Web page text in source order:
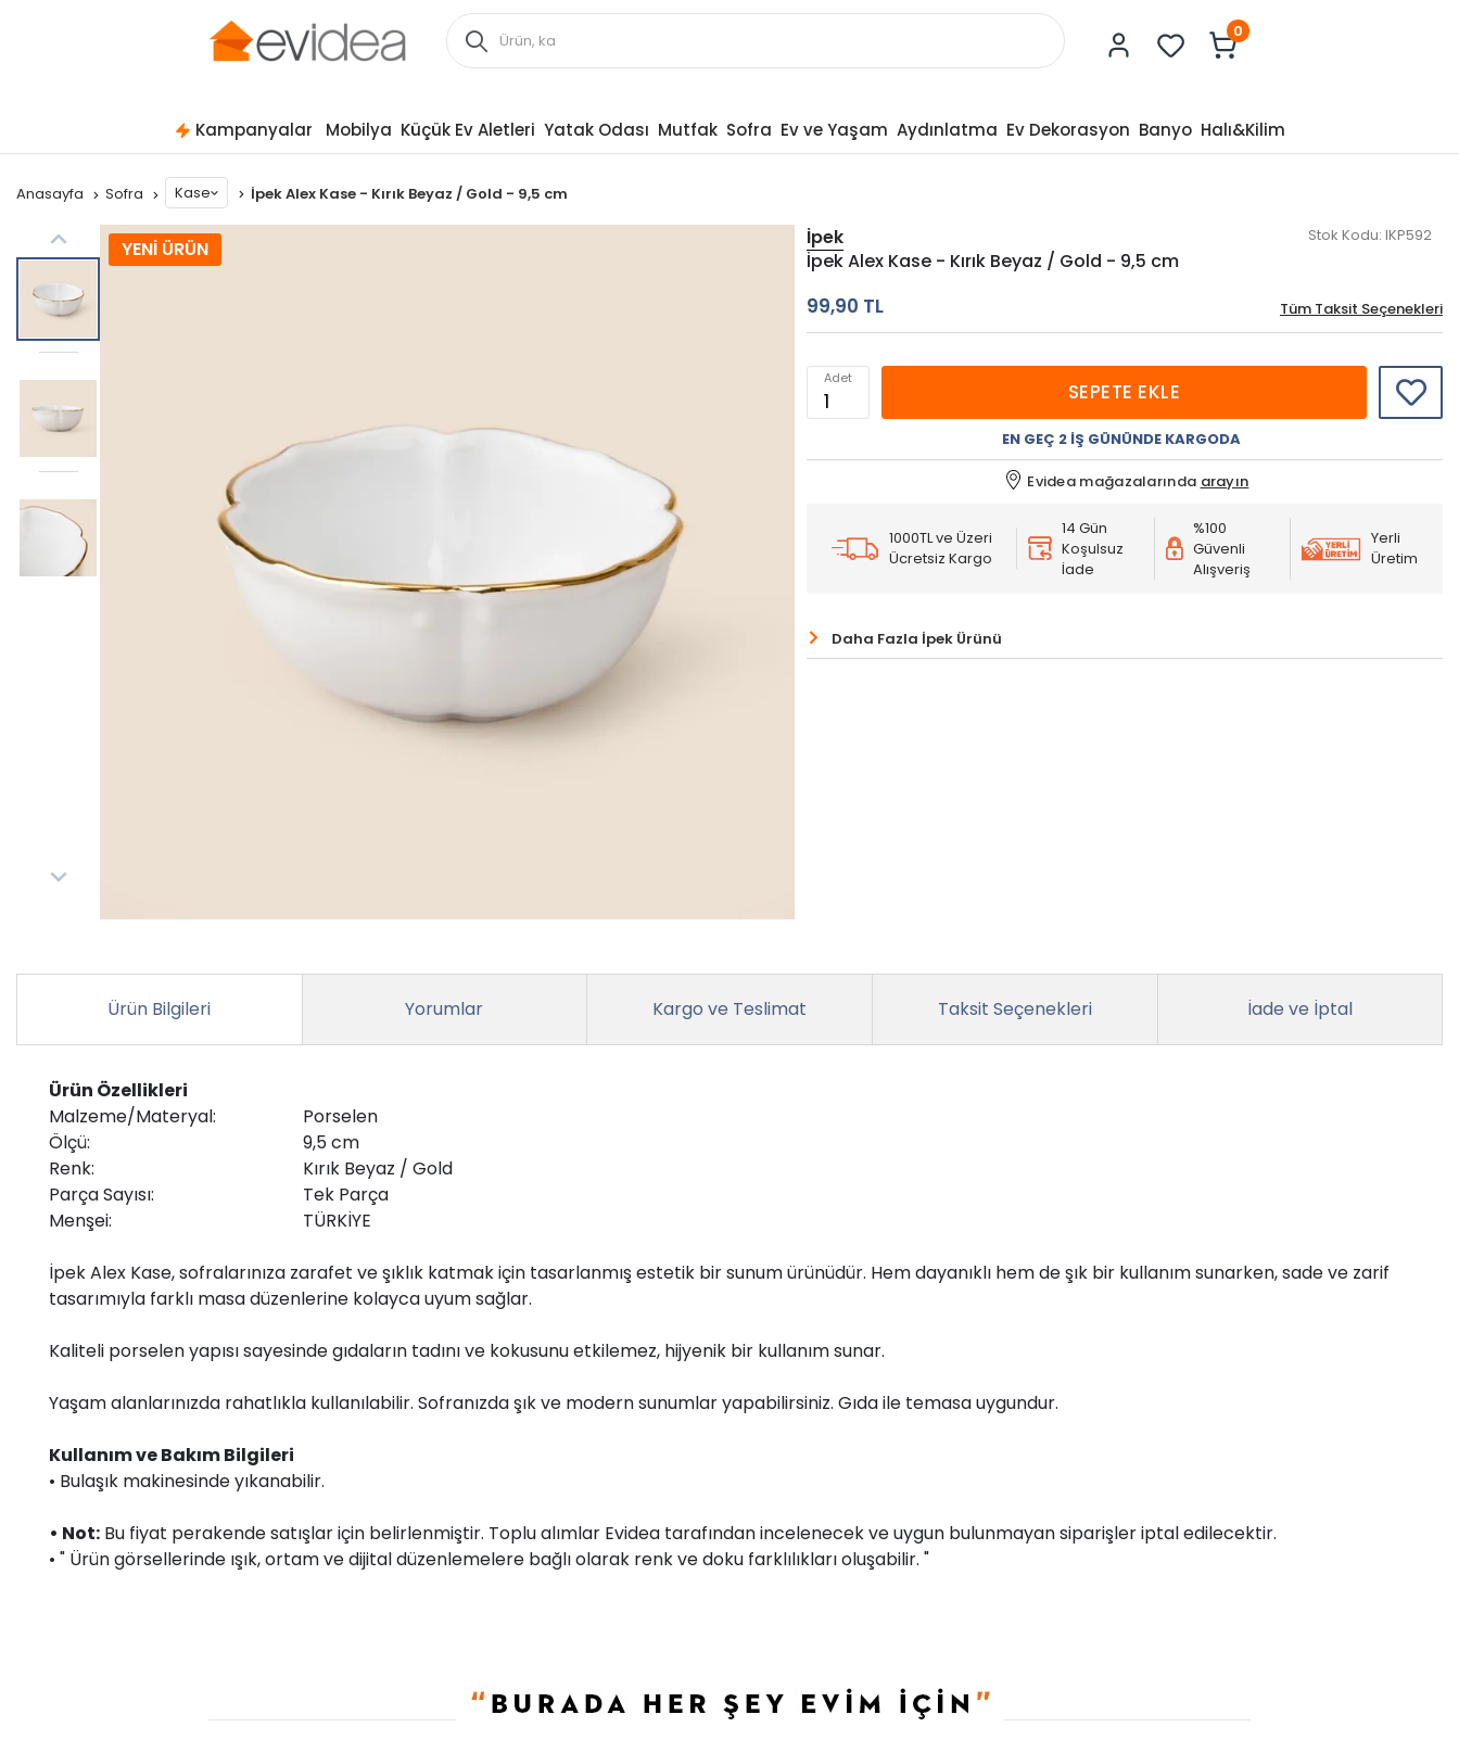
0
Kampanyalar Mobilya Küçük Ev Aletleri Yatak Odası Mutfak Sofra Ev ve Yaşam Aydınlatma Ev Dekorasyon Banyo Halı&Kilim
Anasayfa Sofra Kase İpek Alex Kase - Kırık Beyaz / Gold - 9,5 cm
YENİ ÜRÜN YENİ ÜRÜN
İpek Stok Kodu: IKP592
İpek Alex Kase - Kırık Beyaz / Gold - 9,5 cm
99,90 TL Tüm Taksit Seçenekleri
Adet
SEPETE EKLE
EN GEÇ 2 İŞ GÜNÜNDE KARGODA
Evidea mağazalarında arayın
1000TL ve Üzeri
Ücretsiz Kargo
14 Gün
Koşulsuz
İade
%100
Güvenli
Alışveriş
Yerli
Üretim
Daha Fazla İpek Ürünü
Ürün Bilgileri Yorumlar Kargo ve Teslimat Taksit Seçenekleri İade ve İptal
Ürün Özellikleri
Malzeme/Materyal:
Porselen
Ölçü:
9,5 cm
Renk:
Kırık Beyaz / Gold
Parça Sayısı:
Tek Parça
Menşei:
TÜRKİYE
İpek Alex Kase, sofralarınıza zarafet ve şıklık katmak için tasarlanmış estetik bir sunum ürünüdür. Hem dayanıklı hem de şık bir kullanım sunarken, sade ve zarif
tasarımıyla farklı masa düzenlerine kolayca uyum sağlar.
Kaliteli porselen yapısı sayesinde gıdaların tadını ve kokusunu etkilemez, hijyenik bir kullanım sunar.
Yaşam alanlarınızda rahatlıkla kullanılabilir. Sofranızda şık ve modern sunumlar yapabilirsiniz. Gıda ile temasa uygundur.
Kullanım ve Bakım Bilgileri
• Bulaşık makinesinde yıkanabilir.
• Not: Bu fiyat perakende satışlar için belirlenmiştir. Toplu alımlar Evidea tarafından incelenecek ve uygun bulunmayan siparişler iptal edilecektir.
• " Ürün görsellerinde ışık, ortam ve dijital düzenlemelere bağlı olarak renk ve doku farklılıkları oluşabilir. "